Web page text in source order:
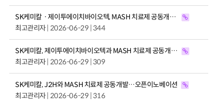
SK케미칼ㆍ제이투에이치바이오텍, MASH 치료제 공동개발 본격화
최고관리자| 2026-06-29 | 344
SK케미칼, 제이투에이치바이오텍과 MASH 치료제 공동개발 추진
최고관리자| 2026-06-29 | 309
SK케미칼, J2H와 MASH 치료제 공동개발…오픈이노베이션
최고관리자| 2026-06-29 | 316